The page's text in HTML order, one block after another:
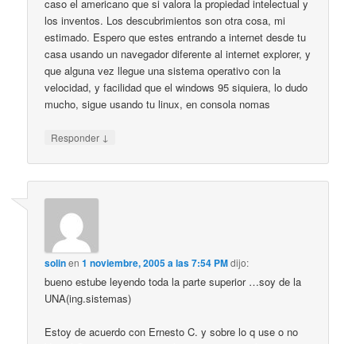
caso el americano que si valora la propiedad intelectual y
los inventos. Los descubrimientos son otra cosa, mi
estimado. Espero que estes entrando a internet desde tu
casa usando un navegador diferente al internet explorer, y
que alguna vez llegue una sistema operativo con la
velocidad, y facilidad que el windows 95 siquiera, lo dudo
mucho, sigue usando tu linux, en consola nomas
Responder ↓
solinen1 noviembre, 2005 a las 7:54 PMdijo:
bueno estube leyendo toda la parte superior …soy de la
UNA(ing.sistemas)
Estoy de acuerdo con Ernesto C. y sobre lo q use o no